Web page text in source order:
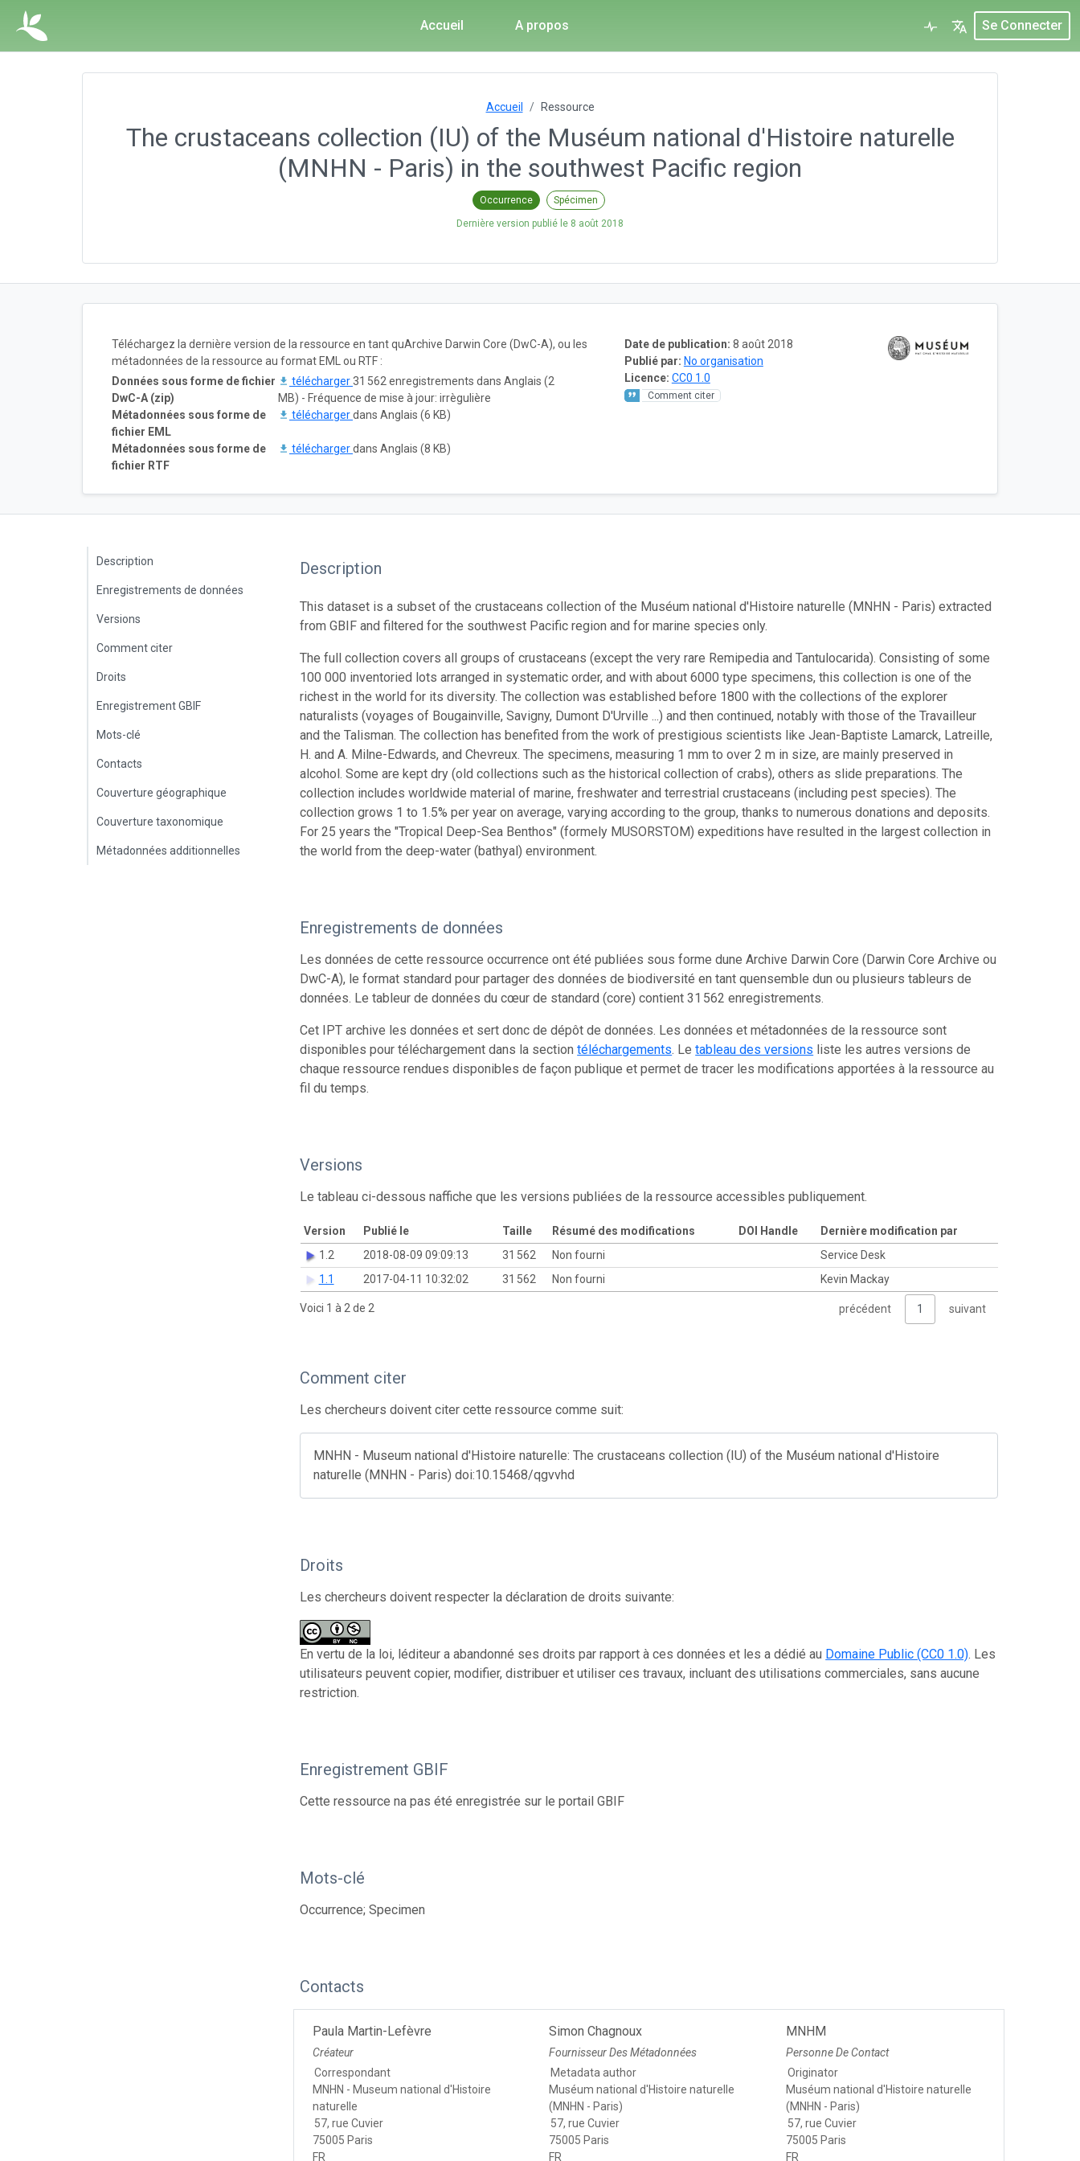
Accueil A propos Se Connecter
Accueil Ressource
The crustaceans collection (IU) of the Muséum national d'Histoire naturelle
(MNHN - Paris) in the southwest Pacific region
Occurrence Spécimen
Dernière version publié le 8 août 2018
Date de publication: 8 août 2018
Publié par: No organisation
Licence: CC0 1.0
Comment citer
Téléchargez la dernière version de la ressource en tant quArchive Darwin Core (DwC-A), ou les
métadonnées de la ressource au format EML ou RTF :
Données sous forme de fichier
DwC-A (zip)
télécharger31 562 enregistrements dans Anglais (2
MB) - Fréquence de mise à jour: irrègulière
Métadonnées sous forme de
fichier EML
téléchargerdans Anglais (6 KB)
Métadonnées sous forme de
fichier RTF
téléchargerdans Anglais (8 KB)
Description
Enregistrements de données
Versions
Comment citer
Droits
Enregistrement GBIF
Mots-clé
Contacts
Couverture géographique
Couverture taxonomique
Métadonnées additionnelles
Description
This dataset is a subset of the crustaceans collection of the Muséum national d'Histoire naturelle (MNHN - Paris) extracted
from GBIF and filtered for the southwest Pacific region and for marine species only.
The full collection covers all groups of crustaceans (except the very rare Remipedia and Tantulocarida). Consisting of some
100 000 inventoried lots arranged in systematic order, and with about 6000 type specimens, this collection is one of the
richest in the world for its diversity. The collection was established before 1800 with the collections of the explorer
naturalists (voyages of Bougainville, Savigny, Dumont D'Urville ...) and then continued, notably with those of the Travailleur
and the Talisman. The collection has benefited from the work of prestigious scientists like Jean-Baptiste Lamarck, Latreille,
H. and A. Milne-Edwards, and Chevreux. The specimens, measuring 1 mm to over 2 m in size, are mainly preserved in
alcohol. Some are kept dry (old collections such as the historical collection of crabs), others as slide preparations. The
collection includes worldwide material of marine, freshwater and terrestrial crustaceans (including pest species). The
collection grows 1 to 1.5% per year on average, varying according to the group, thanks to numerous donations and deposits.
For 25 years the "Tropical Deep-Sea Benthos" (formely MUSORSTOM) expeditions have resulted in the largest collection in
the world from the deep-water (bathyal) environment.
Enregistrements de données
Les données de cette ressource occurrence ont été publiées sous forme dune Archive Darwin Core (Darwin Core Archive ou
DwC-A), le format standard pour partager des données de biodiversité en tant quensemble dun ou plusieurs tableurs de
données. Le tableur de données du cœur de standard (core) contient 31 562 enregistrements.
Cet IPT archive les données et sert donc de dépôt de données. Les données et métadonnées de la ressource sont
disponibles pour téléchargement dans la sectiontéléchargements. Letableau des versions liste les autres versions de
chaque ressource rendues disponibles de façon publique et permet de tracer les modifications apportées à la ressource au
fil du temps.
Versions
Le tableau ci-dessous naffiche que les versions publiées de la ressource accessibles publiquement.
Version Publié le Taille Résumé des modifications DOI Handle
Dernière modification par
1.2
2018-08-09 09:09:13 31 562 Non fourni
Service Desk
1.1
2017-04-11 10:32:02 31 562 Non fourni Kevin Mackay
Voici 1 à 2 de 2 précédent 1 suivant
Comment citer
Les chercheurs doivent citer cette ressource comme suit:
MNHN - Museum national d'Histoire naturelle: The crustaceans collection (IU) of the Muséum national d'Histoire
naturelle (MNHN - Paris) doi:10.15468/qgvvhd
Droits
Les chercheurs doivent respecter la déclaration de droits suivante:
En vertu de la loi, léditeur a abandonné ses droits par rapport à ces données et les a dédié au Domaine Public (CC0 1.0). Les
utilisateurs peuvent copier, modifier, distribuer et utiliser ces travaux, incluant des utilisations commerciales, sans aucune
restriction.
Enregistrement GBIF
Cette ressource na pas été enregistrée sur le portail GBIF
Mots-clé
Occurrence; Specimen
Contacts
Paula Martin-Lefèvre
Créateur
Correspondant
MNHN - Museum national d'Histoire
naturelle
57, rue Cuvier
75005 Paris
FR
Simon Chagnoux
Fournisseur Des Métadonnées
Metadata author
Muséum national d'Histoire naturelle
(MNHN - Paris)
57, rue Cuvier
75005 Paris
FR
MNHM
Personne De Contact
Originator
Muséum national d'Histoire naturelle
(MNHN - Paris)
57, rue Cuvier
75005 Paris
FR